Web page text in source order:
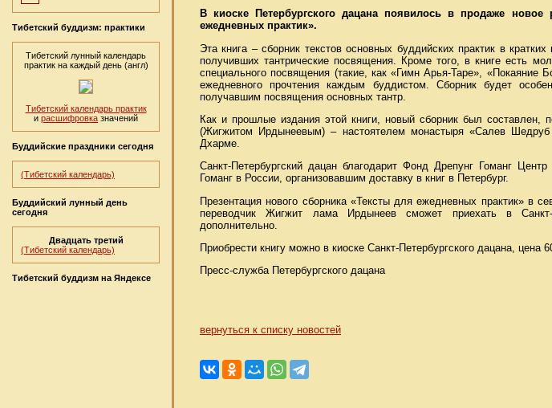
Тибетский буддизм: практики
Тибетский лунный календарь
практик на каждый день (англ)
Тибетский календарь практик
и расшифровка значений
Буддийские праздники сегодня
(Тибетский календарь)
Буддийский лунный день
сегодня
Двадцать третий
(Тибетский календарь)
Тибетский буддизм на Яндексе
В киоске Петербургского дацана появилось в продаже
ежедневных практик».
Эта книга – сборник текстов основных буддийских практик в
получивших тантрические посвящения. Кроме того, в книге есть
специального посвящения (такие, как «Гимн Арья-Таре», «Покаяние
ежедневного прочтения каждым буддистом. Сборник будет
получавшим посвящения основных тантр.
Как и прошлые издания этой книги, новый сборник был составлен,
(Жигжитом Ирдынеевым) – настоятелем монастыря «Салев
Дхарме.
Санкт-Петербургский дацан благодарит Фонд Дрепунг Гоманг
Гоманг в России, организовавшим доставку в книг в Петербург.
Презентация нового сборника «Тексты для ежедневных практик» в
переводчик Жигжит лама Ирдынеев сможет приехать в
дополнительно.
Приобрести книгу можно в киоске Санкт-Петербургского дацана, цена
Пресс-служба Петербургского дацана
вернуться к списку новостей